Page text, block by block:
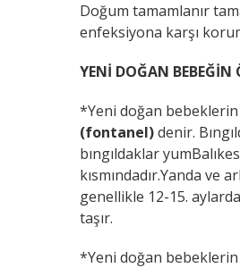
Doğum tamamlanır
enfeksiyona karşı
YENİ DOĞAN BEBEĞİN
*Yeni doğan
(fontanel)denir.
bıngıldaklar
kısmındadır.Yanda ve
genellikle 12-15.
taşır.
*Yeni doğan